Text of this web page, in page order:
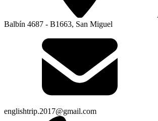
Balbín 4687 - B1663, San Miguel
englishtrip.2017@gmail.com